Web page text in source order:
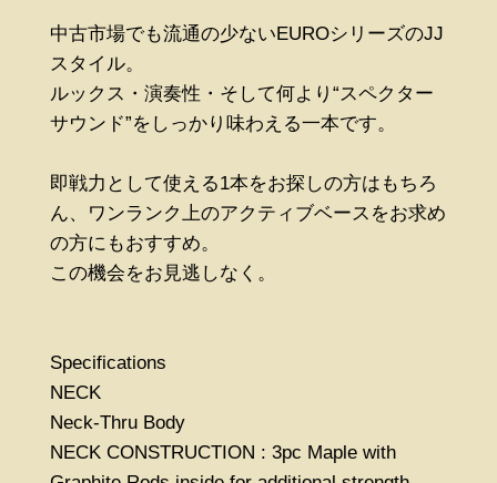
中古市場でも流通の少ないEUROシリーズのJJ
スタイル。
ルックス・演奏性・そして何より“スペクター
サウンド”をしっかり味わえる一本です。
即戦力として使える1本をお探しの方はもちろ
ん、ワンランク上のアクティブベースをお求め
の方にもおすすめ。
この機会をお見逃しなく。
Specifications
NECK
Neck-Thru Body
NECK CONSTRUCTION : 3pc Maple with